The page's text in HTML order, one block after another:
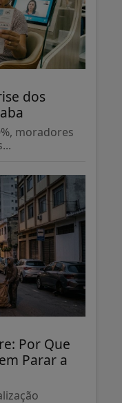
dos
moradores
Por Que
Parar a